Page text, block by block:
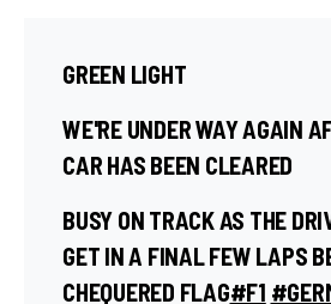
GREEN LIGHT
WE'RE UNDER WAY AGAIN
CAR HAS BEEN CLEARED
BUSY ON TRACK AS THE
GET IN A FINAL FEW LAPS
CHEQUERED FLAG#F1